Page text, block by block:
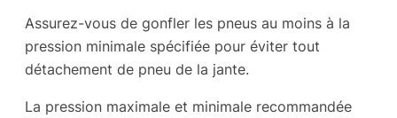
Assurez-vous de gonfler les pneus au moins à la
pression minimale spécifiée pour éviter tout
détachement de pneu de la jante.
La pression maximale et minimale recommandée